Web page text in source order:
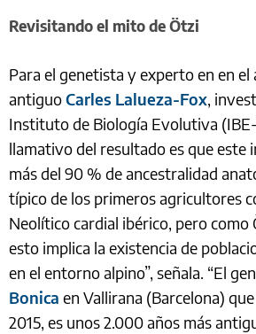
Revisitando el mito de Ötzi
Para el genetista y experto en en el
antiguoCarles Lalueza-Fox,
Instituto de Biología Evolutiva
llamativo del resultado es que este
más del 90 % de ancestralidad
típico de los primeros agricultores
Neolítico cardial ibérico, pero como
esto implica la existencia de
en el entorno alpino”, señala. “El
Bonica en Vallirana (Barcelona)
2015, es unos 2.000 años más